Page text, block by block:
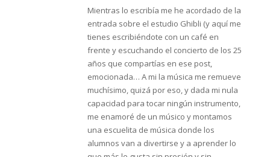
Mientras lo escribía me he acordado de la
entrada sobre el estudio Ghibli (y aquí me
tienes escribiéndote con un café en
frente y escuchando el concierto de los 25
años que compartías en ese post,
emocionada… A mi la música me remueve
muchísimo, quizá por eso, y dada mi nula
capacidad para tocar ningún instrumento,
me enamoré de un músico y montamos
una escuelita de música donde los
alumnos van a divertirse y a aprender lo